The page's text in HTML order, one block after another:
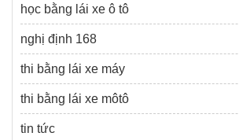
học bằng lái xe ô tô
nghị định 168
thi bằng lái xe máy
thi bằng lái xe môtô
tin tức